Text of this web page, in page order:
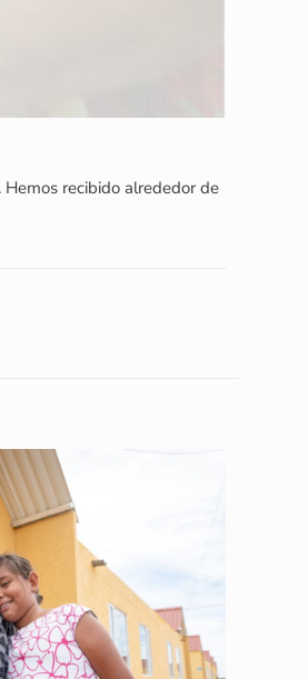
recibido alrededor de